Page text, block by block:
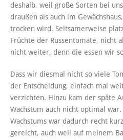
deshalb, weil große Sorten bei
draußen als auch im
trocken wird. Seltsamerweise
Früchte der Russentomate, nicht
nicht weiter, denn die essen wir
Dass wir diesmal nicht so viele
der Entscheidung, einfach mal
verzichten. Hinzu kam der späte
Wachstum auch nicht optimal
Wachstums war dadurch recht
gereicht, auch weil auf meinem